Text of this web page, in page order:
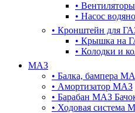
•
• Насос
• Кронштейн для
• Крышка на
• Колодки и
МАЗ
• Балка, бампера
• Амортизатор МАЗ
• Барабан МАЗ
• Ходовая система